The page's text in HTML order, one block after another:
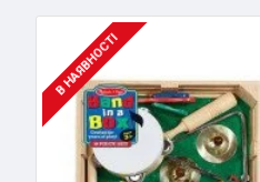
В НАЯВНОСТІ